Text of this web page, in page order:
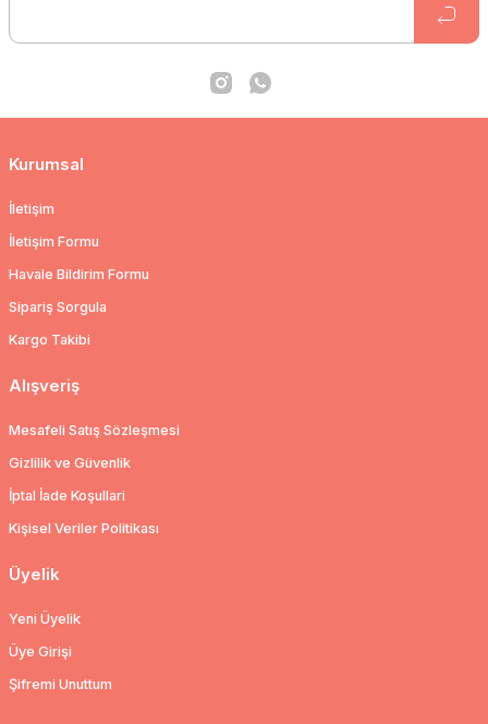
Kurumsal
İletişim
İletişim Formu
Havale Bildirim Formu
Sipariş Sorgula
Kargo Takibi
Alışveriş
Mesafeli Satış Sözleşmesi
Gizlilik ve Güvenlik
İptal İade Koşullari
Kişisel Veriler Politikası
Üyelik
Yeni Üyelik
Üye Girişi
Şifremi Unuttum